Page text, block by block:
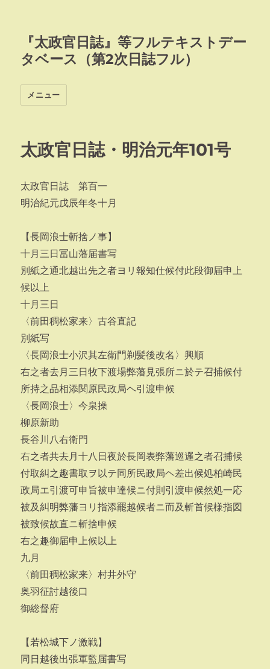
『太政官日誌』等フルテキストデー
タベース（第2次日誌フル）
メニュー
太政官日誌・明治元年101号
太政官日誌 第百一
明治紀元戊辰年冬十月
【長岡浪士斬捨ノ事】
十月三日冨山藩届書写
別紙之通北越出先之者ヨリ報知仕候付此段御届申上
候以上
十月三日
〈前田稠松家来〉古谷直記
別紙写
〈長岡浪士小沢其左衛門剃髪後改名〉興順
右之者去月三日牧下渡場弊藩見張所ニ於テ召捕候付
所持之品相添関原民政局ヘ引渡申候
〈長岡浪士〉今泉操
柳原新助
長谷川八右衛門
右之者共去月十八日夜於長岡表弊藩巡邏之者召捕候
付取糾之趣書取ヲ以テ同所民政局ヘ差出候処柏崎民
政局エ引渡可申旨被申達候ニ付則引渡申候然処一応
被及糾明弊藩ヨリ指添罷越候者ニ而及斬首候様指図
被致候故直ニ斬捨申候
右之趣御届申上候以上
九月
〈前田稠松家来〉村井外守
奥羽征討越後口
御総督府
【若松城下ノ激戦】
同日越後出張軍監届書写